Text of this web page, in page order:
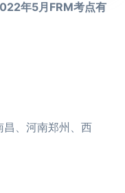
年5月FRM考点有
昌、河南郑州、西